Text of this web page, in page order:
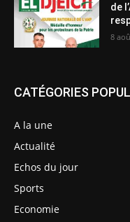
de
8
CATÉGORIES
A la une
Actualité
Echos du jour
Sports
Economie